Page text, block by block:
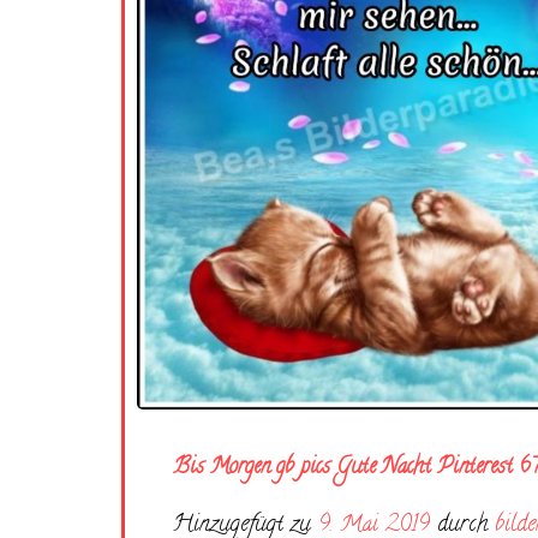
Bis Morgen gb pics Gute Nacht Pinterest
Hinzugefügt zu 9. Mai 2019 durch